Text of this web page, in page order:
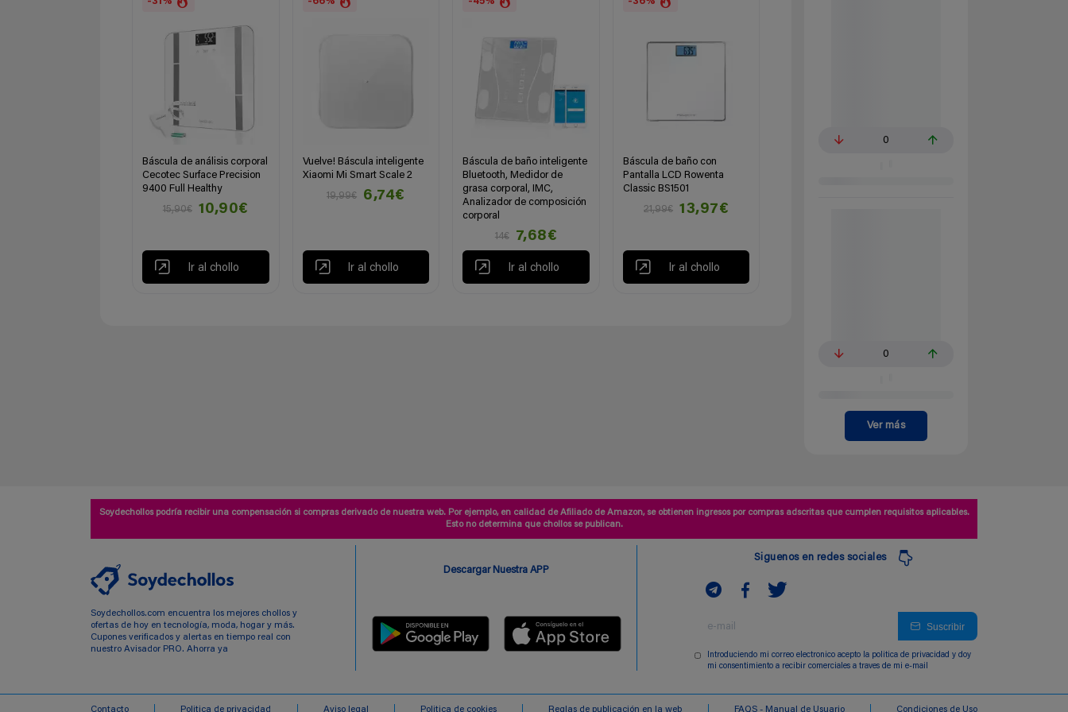
Báscula de análisis corporal
Cecotec Surface Precision
9400 Full Healthy
15,90€
10,90€
Ir al chollo
Vuelve! Báscula inteligente
Xiaomi Mi Smart Scale 2
19,99€
6,74€
Ir al chollo
Báscula de baño inteligente
Bluetooth, Medidor de
grasa corporal, IMC,
Analizador de composición
corporal
14€
7,68€
Ir al chollo
Báscula de baño con
Pantalla LCD Rowenta
Classic BS1501
21,99€
13,97€
Ir al chollo
0
0
Ver más
Soydechollos podría recibir una compensación si compras derivado de nuestra web. Por ejemplo, en calidad de Afiliado de Amazon, se obtienen ingresos por compras adscritas que cumplen requisitos aplicables.
Esto no determina que chollos se publican.
Soydechollos.com encuentra los mejores chollos y
ofertas de hoy en tecnología, moda, hogar y más.
Cupones verificados y alertas en tiempo real con
nuestro Avisador PRO. Ahorra ya
Descargar Nuestra APP
Siguenos en redes sociales
Suscribir
Introduciendo mi correo electronico acepto la politica de privacidad y doy
mi consentimiento a recibir comerciales a traves de mi e-mail
Contacto Politica de privacidad Aviso legal Politica de cookies Reglas de publicación en la web FAQS - Manual de Usuario Condiciones de Uso